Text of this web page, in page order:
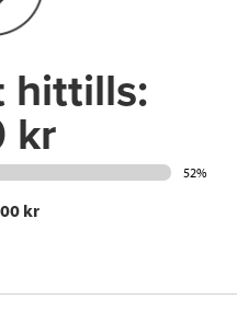
n
hittills:
kr
52%
kr